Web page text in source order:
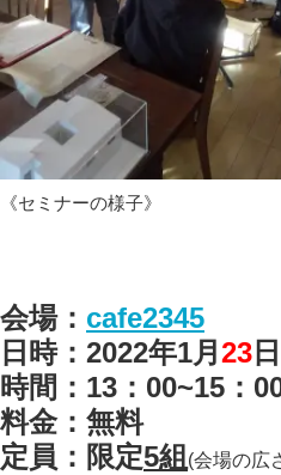
《セミナーの様子》
会場： cafe2345
日時：2022年1月 23
時間：13：00~15：
料金：無料
定員：限定5組 (会場の広